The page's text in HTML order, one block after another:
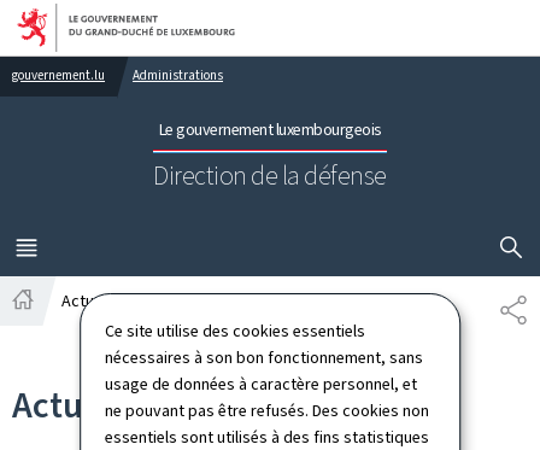
Ce site utilise des cookies essentiels
nécessaires à son bon fonctionnement, sans
usage de données à caractère personnel, et
ne pouvant pas être refusés. Des cookies non
essentiels sont utilisés à des fins statistiques
Aller au menu principal
Aller au contenu
gouvernement.lu Administrations
Le gouvernement luxembourgeois
Direction de la défense
MENU
PRINCIPAL
Actualités
Actualités